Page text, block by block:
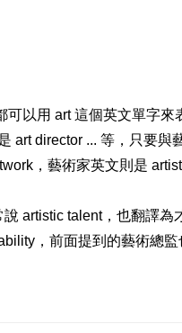
以用 art 這個英文單字來
art director ... 等，只要與
，藝術家英文則是 artist
artistic talent，也翻譯為
，前面提到的藝術總